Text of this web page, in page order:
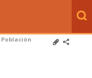
Población